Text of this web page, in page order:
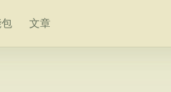
文章